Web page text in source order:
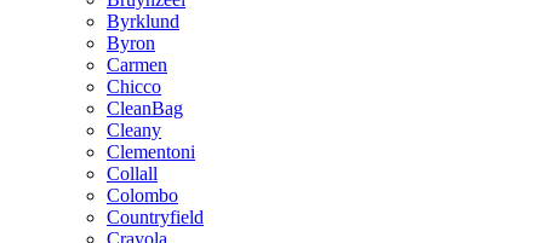
Byrklund
Byron
Carmen
Chicco
CleanBag
Cleany
Clementoni
Collall
Colombo
Countryfield
Crayola